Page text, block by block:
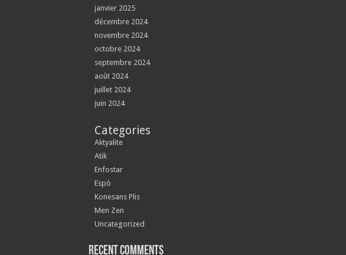
janvier 2025
décembre 2024
novembre 2024
octobre 2024
septembre 2024
août 2024
juillet 2024
juin 2024
Categories
Aktyalite
Atik
Enfostar
Espò
Konesans Plis
Men Zen
Uncategorized
Recent Comments